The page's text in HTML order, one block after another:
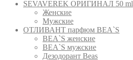
SEVAVEREK ОРИГИНАЛ 50 ml
Женские
Мужские
ОТЛИВАНТ парфюм BEA`S
BEA`S женские
BEA`S мужские
Дезодорант Beas